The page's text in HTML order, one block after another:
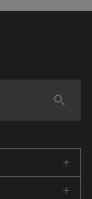
Finden